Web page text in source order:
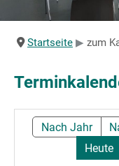
Angebote
Sportpark
Startseite zum
Nach Jahr
Heute